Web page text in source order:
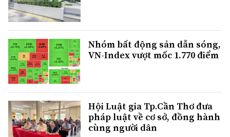
Nhóm bất động sản dẫn sóng,
VN-Index vượt mốc 1.770 điểm
Hội Luật gia Tp.Cần Thơ đưa
pháp luật về cơ sở, đồng hành
cùng người dân